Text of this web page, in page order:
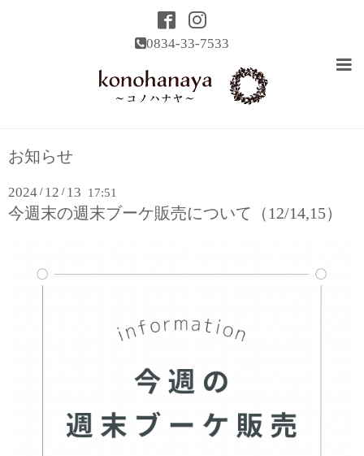
0834-33-7533
お知らせ
2024 / 12 / 13 17:51
今週末の週末ブーケ販売について（12/14,15）